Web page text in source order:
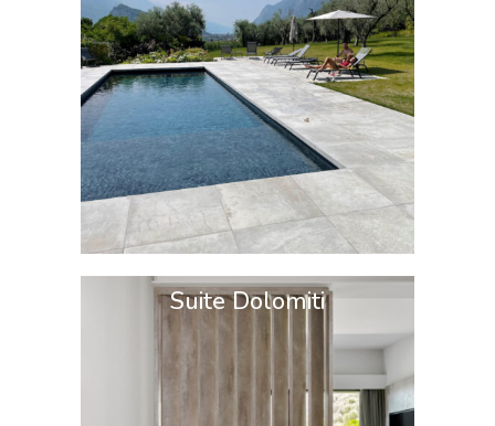
Suite Dolomiti